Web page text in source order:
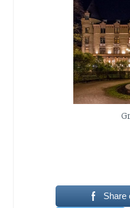
Share